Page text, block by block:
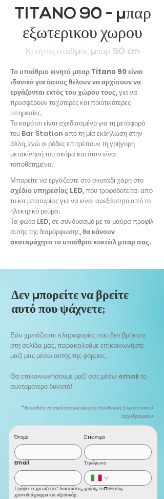
TITANO 90 - μπαρ
εξωτερικου χωρου
Κινητός σταθμός μπαρ 90 cm
Το υπαίθριο κινητό μπαρ Titano 90 είναι
ιδανικό για όσους θέλουν να αρχίσουν να
εργάζονται εκτός του χώρου τους, για να
προσφέρουν ταχύτερες και ποιοτικότερες
υπηρεσίες.
Το καρότσι είναι σχεδιασμένο για τη μεταφορά
του Bar Station από τη μία εκδήλωση στην
άλλη, ενώ οι ρόδες επιτρέπουν τη γρήγορη
μετακίνησή του ακόμα και όταν είναι
τοποθετημένο.
Μπορείτε να εργάζεστε στο σκοτάδι χάρη στο
σχέδιο υπηρεσίας LED, που τροφοδοτείται από
το κιτ μπαταρίας για να είναι ανεξάρτητο από το
ηλεκτρικό ρεύμα.
Τα φώτα LED, σε συνδυασμό με τα μαύρα προφίλ
αυτής της διαμόρφωσης,θα κάνουν
ακαταμάχητο το υπαίθριο κοκτέιλ μπαρ σας.
Δεν μπορείτε να βρείτε
αυτό που ψάχνετε;
Εάν χρειάζεστε πληροφορίες που δεν βρήκατε
στη σελίδα μας, παρακαλούμε επικοινωνήστε
μαζί μας μέσω αυτής της φόρμας.
Θα επικοινωνήσουμε μαζί σας μέσω email το
συντομότερο δυνατό!
*θυμηθείτε να αφήσετε μια έγκυρη διεύθυνση ηλεκτρονικού
ταχυδρομείου
Όνομα Επώνυμο
Email Τηλέφωνο
Γράψτε τι χρειάζεστε: διαστάσεις, χρήση, τοποθεσία,
χρονοδιάγραμμα και αξεσουάρ.